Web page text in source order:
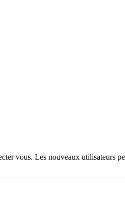
vous. Les nouveaux utilisateurs